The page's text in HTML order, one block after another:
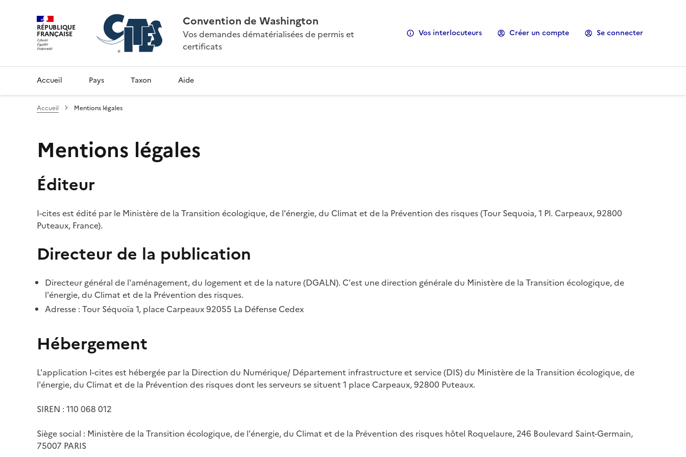
RÉPUBLIQUE
FRANÇAISE
Convention de Washington
Vos demandes dématérialisées de permis et
certificats
Vos interlocuteurs Créer un compte Se connecter
Accueil Pays Taxon Aide
Accueil Mentions légales
Mentions légales
Éditeur
I-cites est édité par le Ministère de la Transition écologique, de l'énergie, du Climat et de la Prévention des risques (Tour Sequoia, 1 Pl. Carpeaux, 92800
Puteaux, France).
Directeur de la publication
Directeur général de l'aménagement, du logement et de la nature (DGALN). C'est une direction générale du Ministère de la Transition écologique, de
l'énergie, du Climat et de la Prévention des risques.
Adresse : Tour Séquoïa 1, place Carpeaux 92055 La Défense Cedex
Hébergement
L'application I-cites est hébergée par la Direction du Numérique/ Département infrastructure et service (DIS) du Ministère de la Transition écologique, de
l'énergie, du Climat et de la Prévention des risques dont les serveurs se situent 1 place Carpeaux, 92800 Puteaux.
SIREN : 110 068 012
Siège social : Ministère de la Transition écologique, de l'énergie, du Climat et de la Prévention des risques hôtel Roquelaure, 246 Boulevard Saint-Germain,
75007 PARIS